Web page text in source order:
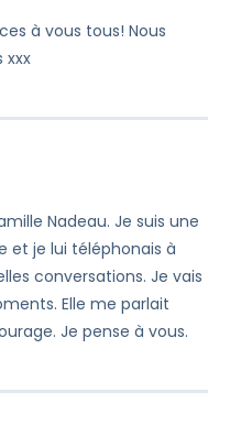
à vous tous! Nous
xxx
Nadeau. Je suis une
et je lui téléphonais à
conversations. Je vais
Elle me parlait
Je pense à vous.